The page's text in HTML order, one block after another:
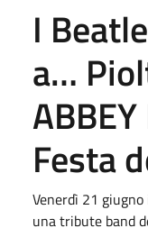
I
a…
Festa
Venerdì 21
una tribute band